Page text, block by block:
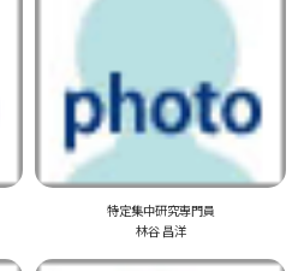
特定集中研究専門員
林谷 昌洋